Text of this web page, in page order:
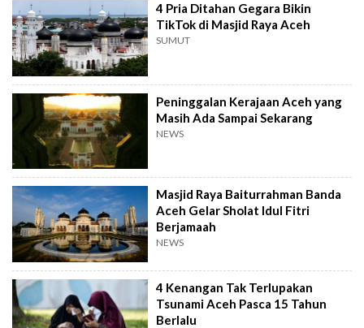
4 Pria Ditahan Gegara Bikin
TikTok di Masjid Raya Aceh
SUMUT
Peninggalan Kerajaan Aceh yang
Masih Ada Sampai Sekarang
NEWS
Masjid Raya Baiturrahman Banda
Aceh Gelar Sholat Idul Fitri
Berjamaah
NEWS
4 Kenangan Tak Terlupakan
Tsunami Aceh Pasca 15 Tahun
Berlalu